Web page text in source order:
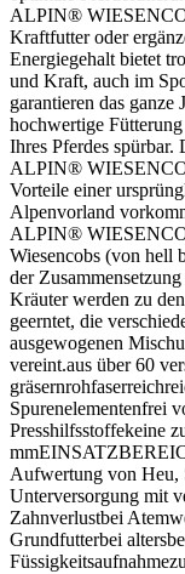
ALPIN®
Kraftfutter oder
Energiegehalt bietet
und Kraft, auch im
garantieren das ganze
hochwertige
Ihres Pferdes
ALPIN®
Vorteile einer
Alpenvorland
ALPIN®
Wiesencobs (von hell
der
Kräuter werden zu
geerntet, die
ausgewogenen
vereint.aus über 60
Spurenelementenfrei
Presshilfsstoffekeine
Aufwertung von Heu,
Unterversorgung mit
Zahnverlustbei
Grundfutterbei